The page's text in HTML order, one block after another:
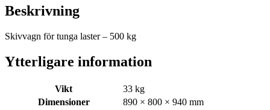
Beskrivning
Skivvagn för tunga laster – 500 kg
Ytterligare information
Vikt
33 kg
Dimensioner
890 × 800 × 940 mm